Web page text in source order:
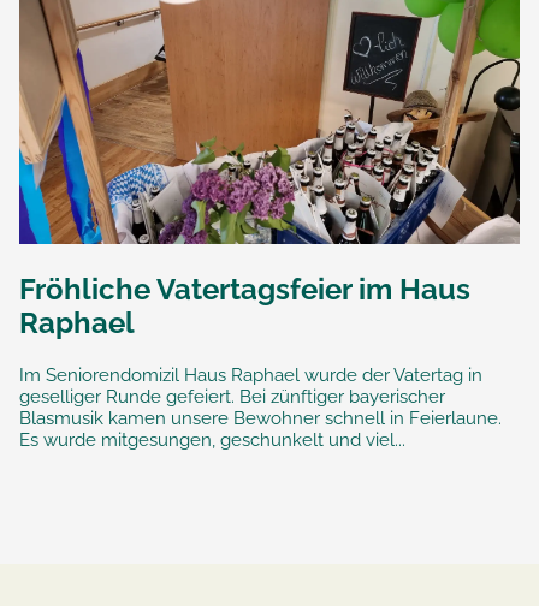
Fröhliche Vatertagsfeier im Haus
Raphael
Im Seniorendomizil Haus Raphael wurde der Vatertag in
geselliger Runde gefeiert. Bei zünftiger bayerischer
Blasmusik kamen unsere Bewohner schnell in Feierlaune.
Es wurde mitgesungen, geschunkelt und viel...